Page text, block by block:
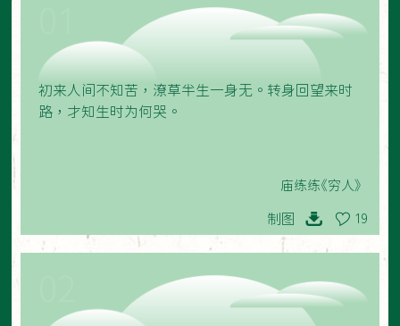
初来人间不知苦，潦草半生一身无。转身回望来时
路，才知生时为何哭。
庙练练《穷人》
制图 19